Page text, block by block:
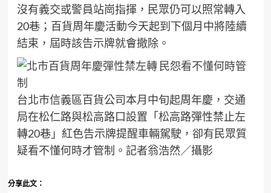
沒有義交或警員站崗指揮，民眾仍可以照常轉入
20巷；百貨周年慶活動今天起到下個月中將陸續
結束，屆時該告示牌就會撤除。
台北市信義區百貨公司本月中旬起周年慶，交通
局在松仁路與松高路口設置「松高路彈性禁止左
轉20巷」紅色告示牌提醒車輛駕駛，卻有民眾質
疑看不懂何時才管制。記者翁浩然／攝影
分享此文：